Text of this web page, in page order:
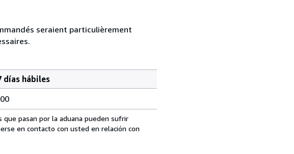
seraient particulièrement
días hábiles
pasan por la aduana pueden sufrir
en contacto con usted en relación con